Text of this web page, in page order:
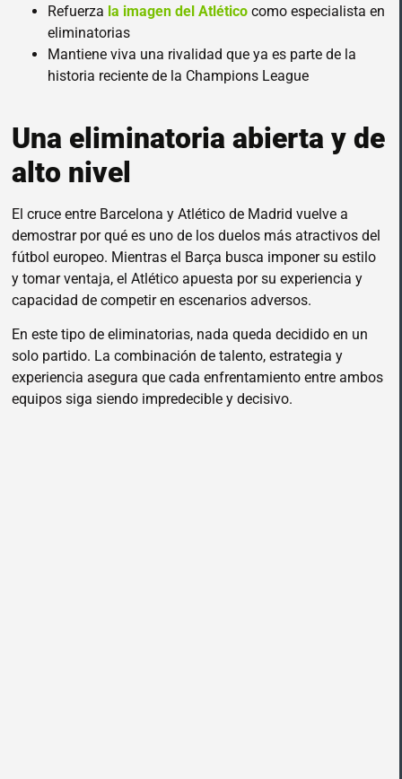
Refuerza la imagen del Atlético como especialista en
eliminatorias
Mantiene viva una rivalidad que ya es parte de la
historia reciente de la Champions League
Una eliminatoria abierta y de
alto nivel
El cruce entre Barcelona y Atlético de Madrid vuelve a
demostrar por qué es uno de los duelos más atractivos del
fútbol europeo. Mientras el Barça busca imponer su estilo
y tomar ventaja, el Atlético apuesta por su experiencia y
capacidad de competir en escenarios adversos.
En este tipo de eliminatorias, nada queda decidido en un
solo partido. La combinación de talento, estrategia y
experiencia asegura que cada enfrentamiento entre ambos
equipos siga siendo impredecible y decisivo.